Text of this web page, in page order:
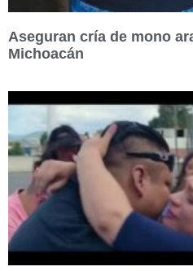
Aseguran cría de mono
Michoacán